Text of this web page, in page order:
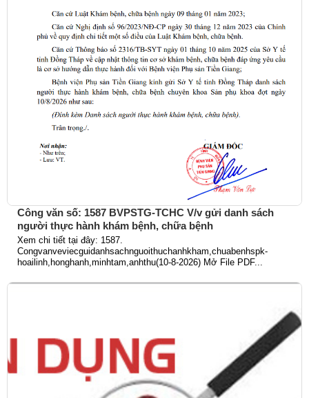
Công văn số: 1587 BVPSTG-TCHC V/v gửi danh sách
người thực hành khám bệnh, chữa bệnh
Xem chi tiết tại đây: 1587.
Congvanveviecguidanhsachnguoithuchanhkham,chuabenhspk-
hoailinh,honghanh,minhtam,anhthu(10-8-2026) Mở File PDF...